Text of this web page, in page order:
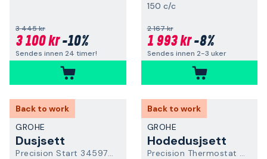
3 445 kr
3 100 kr-10%
Sendes innen 24 timer!
150 c/c
2 167 kr
1 993 kr-8%
Sendes innen 2-3 uker
Back to work
GROHE
Dusjsett
Precision Start 345972431
Back to work
GROHE
Hodedusjsett
Precision Thermostat 348822430